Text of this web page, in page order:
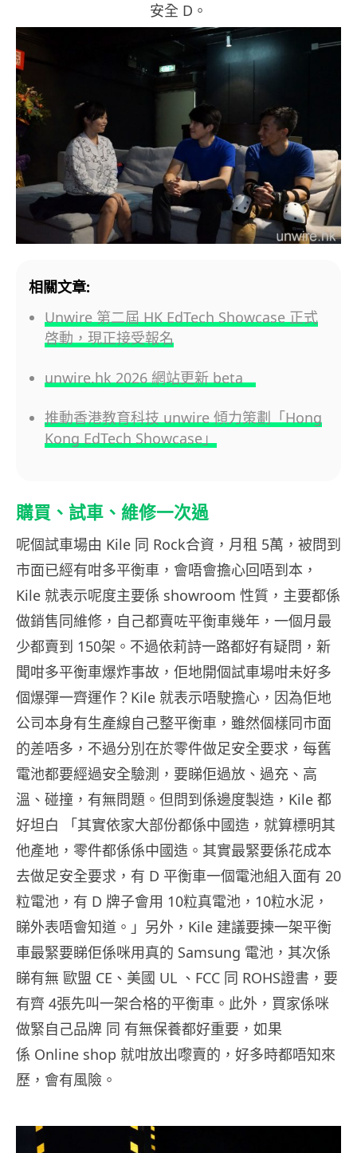
安全 D。
相關文章:
Unwire 第二屆 HK EdTech Showcase 正式
啓動，現正接受報名
unwire.hk 2026 網站更新 beta
推動香港教育科技 unwire 傾力策劃「Hong
Kong EdTech Showcase」
購買、試車、維修一次過
呢個試車場由 Kile 同 Rock合資，月租 5萬，被問到
市面已經有咁多平衡車，會唔會擔心回唔到本，
Kile 就表示呢度主要係 showroom 性質，主要都係
做銷售同維修，自己都賣咗平衡車幾年，一個月最
少都賣到 150架。不過依莉詩一路都好有疑問，新
聞咁多平衡車爆炸事故，佢地開個試車場咁未好多
個爆彈一齊運作？Kile 就表示唔駛擔心，因為佢地
公司本身有生產線自己整平衡車，雖然個樣同市面
的差唔多，不過分別在於零件做足安全要求，每舊
電池都要經過安全驗測，要睇佢過放、過充、高
溫、碰撞，有無問題。但問到係邊度製造，Kile 都
好坦白 「其實依家大部份都係中國造，就算標明其
他產地，零件都係係中國造。其實最緊要係花成本
去做足安全要求，有 D 平衡車一個電池組入面有 20
粒電池，有 D 牌子會用 10粒真電池，10粒水泥，
睇外表唔會知道。」另外，Kile 建議要揀一架平衡
車最緊要睇佢係咪用真的 Samsung 電池，其次係
睇有無 歐盟 CE、美國 UL 、FCC 同 ROHS證書，要
有齊 4張先叫一架合格的平衡車。此外，買家係咪
做緊自己品牌 同 有無保養都好重要，如果
係 Online shop 就咁放出嚟賣的，好多時都唔知來
歷，會有風險。